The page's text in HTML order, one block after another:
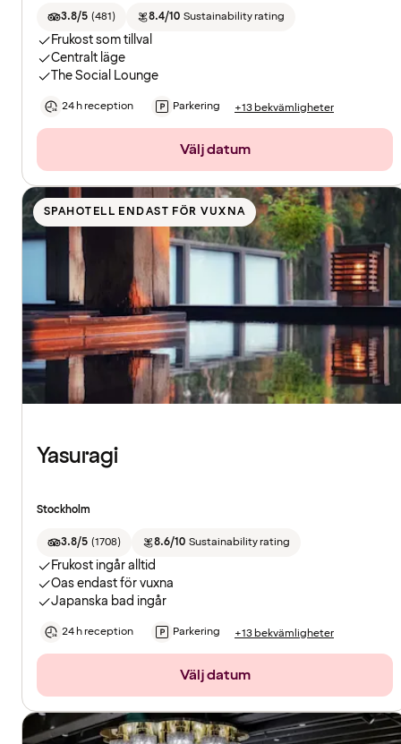
3.8/5 (481) 8.4/10 Sustainability rating
Frukost som tillval
Centralt läge
The Social Lounge
24 h reception Parkering +13 bekvämligheter
Välj datum
SPAHOTELL ENDAST FÖR VUXNA
Yasuragi
Stockholm
3.8/5 (1708) 8.6/10 Sustainability rating
Frukost ingår alltid
Oas endast för vuxna
Japanska bad ingår
24 h reception Parkering +13 bekvämligheter
Välj datum